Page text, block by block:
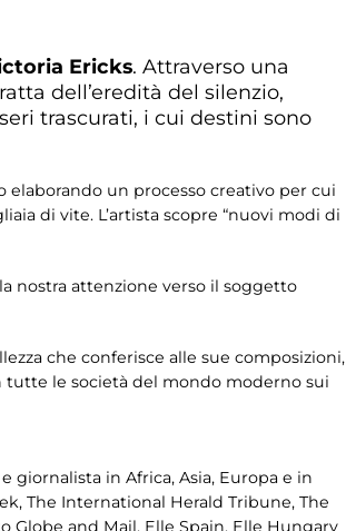
Ericks. Attraverso una
dell’eredità del silenzio,
trascurati, i cui destini sono
elaborando un processo creativo per cui
di vite. L’artista scopre “nuovi modi di
nostra attenzione verso il soggetto
che conferisce alle sue composizioni,
le società del mondo moderno sui
giornalista in Africa, Asia, Europa e in
The International Herald Tribune, The
Globe and Mail, Elle Spain, Elle Hungary